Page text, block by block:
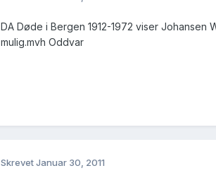
DA Døde i Bergen 1912-1972 viser
mulig.mvh Oddvar
SkrevetJanuar 30, 2011